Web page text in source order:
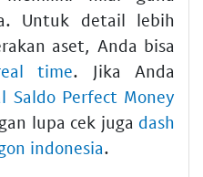
Untuk detail lebih
aset, Anda bisa
time. Jika Anda
Saldo Perfect Money
lupa cek juga dash
indonesia.